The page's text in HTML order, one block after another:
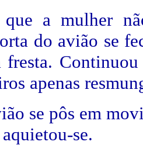
a mulher
do avião se
apenas
se pôs em
se.